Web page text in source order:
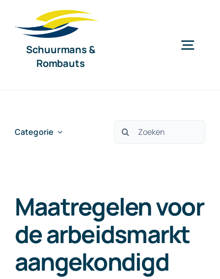
naar
Schuurmans &
Rombauts
Nieuws
Exact Online
Neem contact op!
Categorie
Zoeken
Maatregelen voor
de arbeidsmarkt
aangekondigd